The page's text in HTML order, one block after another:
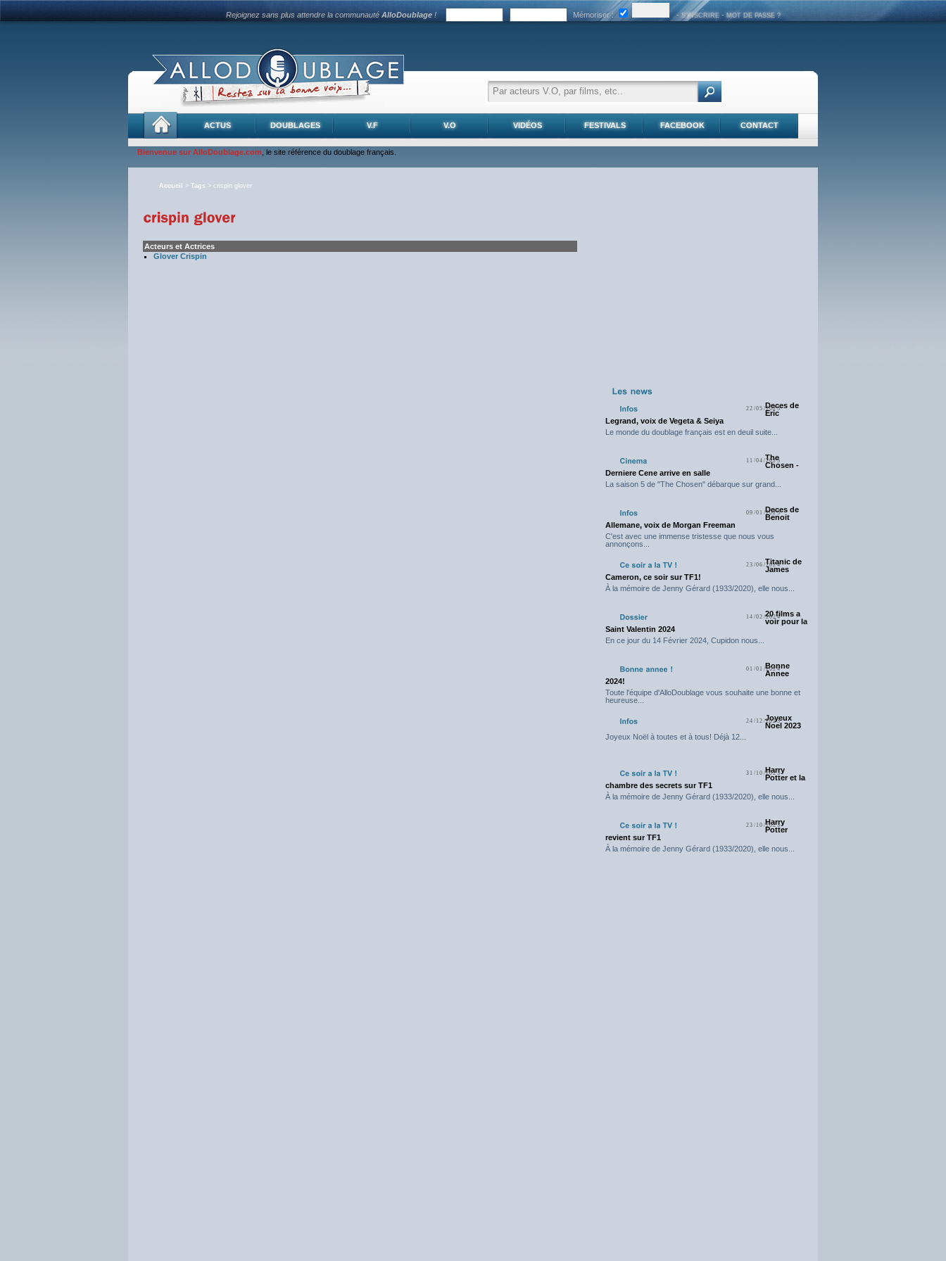
Rejoignez sans plus attendre la communautéAlloDoublage ! Mémoriser : -S'INSCRIRE -MOT DE PASSE ?
ACTUS DOUBLAGES V.F V.O VIDÉOS FESTIVALS FACEBOOK CONTACT
Bienvenue sur AlloDoublage.com , le site référence du doublage français.
Accueil > Tags > crispin glover
Acteurs et Actrices
Glover Crispin
22/05/2025Deces de
Eric
Legrand, voix de Vegeta & Seiya
Le monde du doublage français est en deuil suite...
11/04/2025
The
Chosen -
Derniere Cene arrive en salle
La saison 5 de "The Chosen" débarque sur grand...
09/01/2025Deces de
Benoit
Allemane, voix de Morgan Freeman
C'est avec une immense tristesse que nous vous
annonçons...
23/06/2024Titanic de
James
Cameron, ce soir sur TF1!
À la mémoire de Jenny Gérard (1933/2020), elle nous...
14/02/202420 films a
voir pour la
Saint Valentin 2024
En ce jour du 14 Février 2024, Cupidon nous...
01/01/2024
Bonne
Annee
2024!
Toute l'équipe d'AlloDoublage vous souhaite une bonne et
heureuse...
24/12/2023
Joyeux
Noel 2023
Joyeux Noël à toutes et à tous! Déjà 12...
31/10/2023
Harry
Potter et la
chambre des secrets sur TF1
À la mémoire de Jenny Gérard (1933/2020), elle nous...
23/10/2023
Harry
Potter
revient sur TF1
À la mémoire de Jenny Gérard (1933/2020), elle nous...